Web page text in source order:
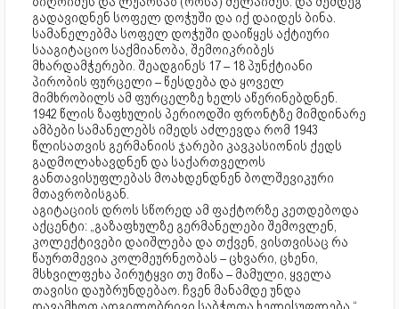
გადავიდნენ სოფელ დოჭუში და იქ დაიდეს ბინა.
სამანელებმა სოფელ დოჭუში დაიწყეს აქტიური
სააგიტაციო საქმიანობა, შემოიკრიბეს
მხარდამჭერები. შეადგინეს 17 – 18 პუნქტიანი
პირობის ფურცელი – წესდება და ყოველ
მიმხრობილს ამ ფურცელზე ხელს აწერინებდნენ.
1942 წლის ზაფხულის პერიოდში ფრონტზე მიმდინარე
ამბები სამანელებს იმედს აძლევდა რომ 1943
წლისათვის გერმანიის ჯარები კავკასიონის ქედს
გადმოლახავდნენ და საქართველოს
განთავისუფლებას მოახდენდნენ ბოლშევიკური
მთავრობისგან.
აგიტაციის დროს სწორედ ამ ფაქტორზე კეთდებოდა
აქცენტი: „გაზაფხულზე გერმანელები შემოვლენ,
კოლექტივები დაიშლება და თქვენ, ვისთვისაც რა
წაურთმევია კოლმეურნეობას – ცხვარი, ცხენი,
მსხვილფეხა პირუტყვი თუ მიწა – მამული, ყველა
თავისი დაუბრუნდებაო. ჩვენ მანამდე უნდა